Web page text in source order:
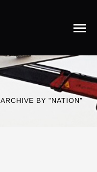
ARCHIVE BY "NATION"